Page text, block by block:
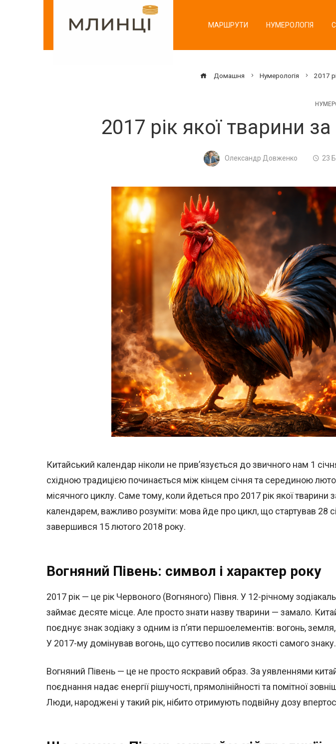
МАРШРУТИ НУМЕРОЛОГІЯ
Домашня Нумерологія 2017
2017 рік якої тварини
Олександр Довженко 23
Китайський календар ніколи не прив’язується до звичного нам 1
східною традицією починається між кінцем січня та серединою
місячного циклу. Саме тому, коли йдеться про 2017 рік якої тварини
календарем, важливо розуміти: мова йде про цикл, що стартував 28
завершився 15 лютого 2018 року.
Вогняний Півень: символ і характер року
2017 рік — це рік Червоного (Вогняного) Півня. У 12-річному
займає десяте місце. Але просто знати назву тварини — замало.
поєднує знак зодіаку з одним із п’яти першоелементів: вогонь,
У 2017-му домінував вогонь, що суттєво посилив якості самого знаку.
Вогняний Півень — це не просто яскравий образ. За уявленнями
поєднання надає енергії рішучості, прямолінійності та помітної
Люди, народжені у такий рік, нібито отримують подвійну дозу